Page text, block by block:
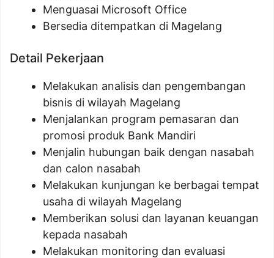
Menguasai Microsoft Office
Bersedia ditempatkan di Magelang
Detail Pekerjaan
Melakukan analisis dan pengembangan
bisnis di wilayah Magelang
Menjalankan program pemasaran dan
promosi produk Bank Mandiri
Menjalin hubungan baik dengan nasabah
dan calon nasabah
Melakukan kunjungan ke berbagai tempat
usaha di wilayah Magelang
Memberikan solusi dan layanan keuangan
kepada nasabah
Melakukan monitoring dan evaluasi